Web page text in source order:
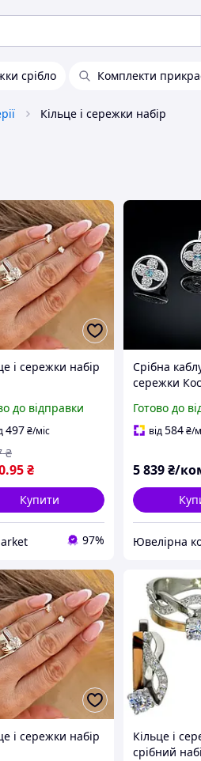
срібло Комплекти
Кільце і сережки набір
і сережки набір
до відправки
497₴/міс
.95₴
₴
Купити
97%
Срібна
сережки
Готово до
від584₴/
5 839₴/
і сережки набір Кільце і
срібний